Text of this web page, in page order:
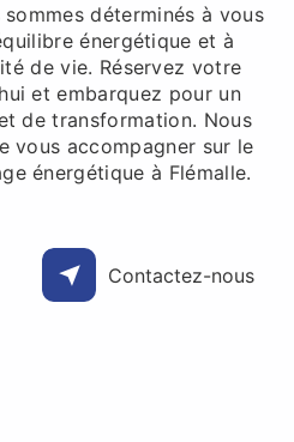
sommes déterminés à vous
énergétique et à
de vie. Réservez votre
et embarquez pour un
de transformation. Nous
vous accompagner sur le
énergétique à Flémalle.
Contactez-nous